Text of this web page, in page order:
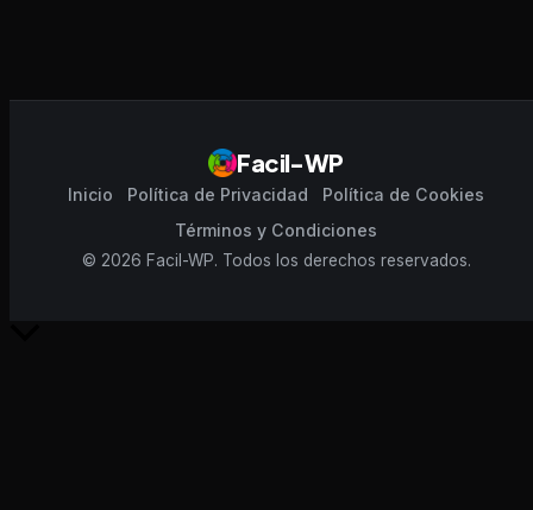
Facil-WP
Inicio Política de Privacidad
Política de Cookies
Términos y Condiciones
© 2026 Facil-WP. Todos los derechos reservados.